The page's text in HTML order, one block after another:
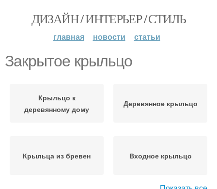
ДИЗАЙН / ИНТЕРЬЕР / СТИЛЬ
главная новости статьи
Закрытое крыльцо
Крыльцо к
деревянному дому
Деревянное крыльцо
Крыльца из бревен Входное крыльцо